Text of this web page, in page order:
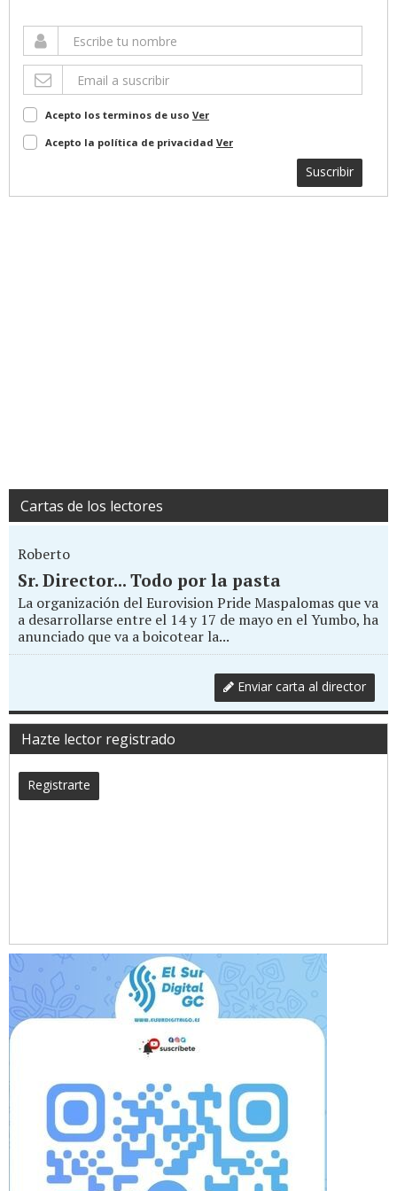
Acepto los terminos de uso Ver
Acepto la política de privacidad Ver
Suscribir
Cartas de los lectores
Roberto
Sr. Director... Todo por la pasta
La organización del Eurovision Pride Maspalomas que va
a desarrollarse entre el 14 y 17 de mayo en el Yumbo, ha
anunciado que va a boicotear la...
Enviar carta al director
Hazte lector registrado
Registrarte